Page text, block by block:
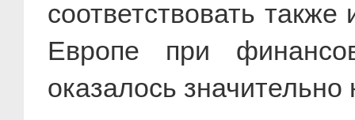
соответствовать
Европе при
оказалось